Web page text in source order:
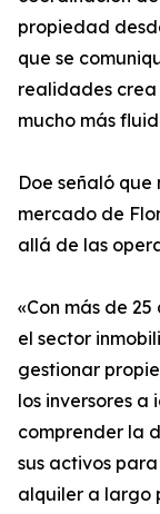
propiedad
que se
realidades
mucho más
Doe señaló que
mercado de
allá de las
«Con más de
el sector
gestionar
los inversores
comprender la
sus activos
alquiler a largo